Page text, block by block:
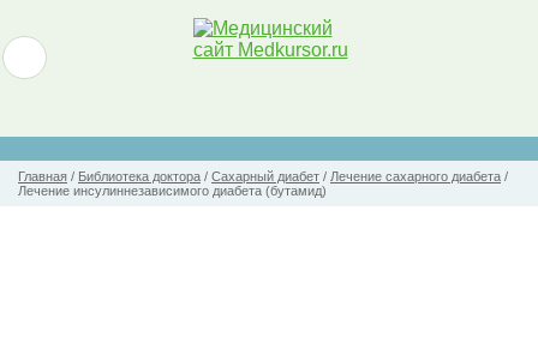
Главная / Библиотека доктора / Сахарный диабет / Лечение сахарного диабета /
Лечение инсулиннезависимого диабета (бутамид)